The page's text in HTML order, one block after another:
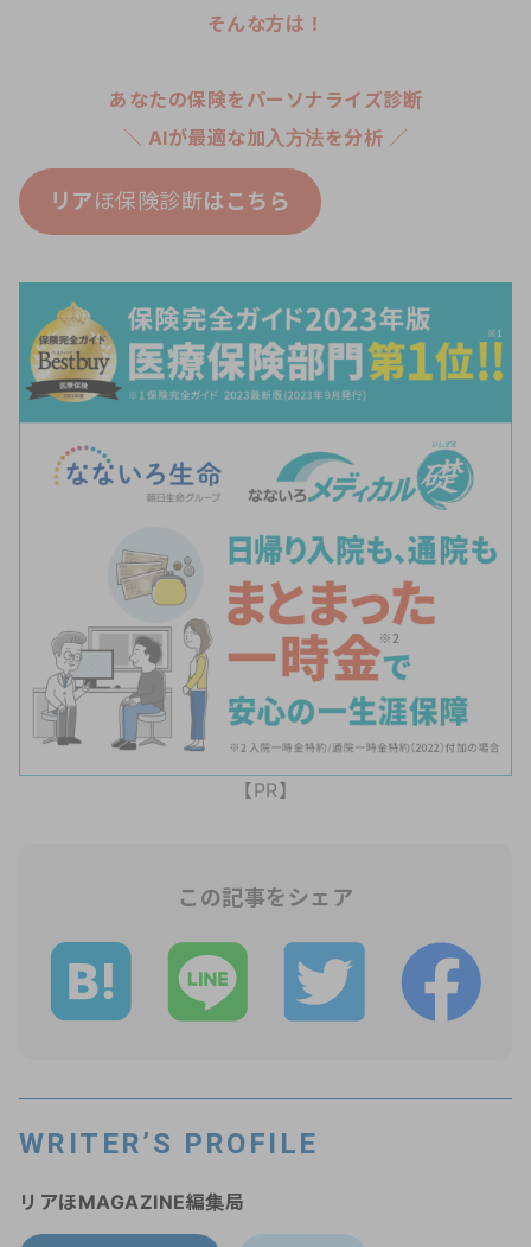
そんな方は！
あなたの保険をパーソナライズ診断
＼ AIが最適な加入方法を分析 ／
リアほ保険診断はこちら
【PR】
この記事をシェア
WRITER’S PROFILE
リアほMAGAZINE編集局